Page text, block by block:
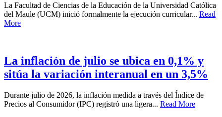
La Facultad de Ciencias de la Educación de la Universidad Católica
del Maule (UCM) inició formalmente la ejecución curricular... Read
More
La inflación de julio se ubica en 0,1% y
sitúa la variación interanual en un 3,5%
Durante julio de 2026, la inflación medida a través del Índice de
Precios al Consumidor (IPC) registró una ligera... Read More